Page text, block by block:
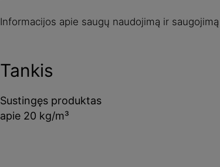
Informacijos apie saugų naudojimą ir
Tankis
Sustingęs produktas
apie 20 kg/m³